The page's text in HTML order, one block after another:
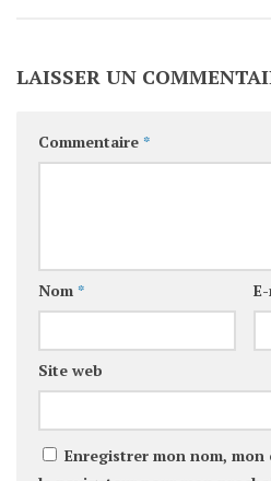
LAISSER UN
Commentaire *
Nom *
Site web
Enregistrer mon nom,